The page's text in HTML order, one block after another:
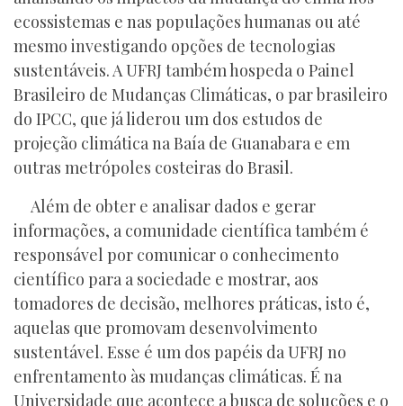
ecossistemas e nas populações humanas ou até
mesmo investigando opções de tecnologias
sustentáveis. A UFRJ também hospeda o Painel
Brasileiro de Mudanças Climáticas, o par brasileiro
do IPCC, que já liderou um dos estudos de
projeção climática na Baía de Guanabara e em
outras metrópoles costeiras do Brasil.
Além de obter e analisar dados e gerar
informações, a comunidade científica também é
responsável por comunicar o conhecimento
científico para a sociedade e mostrar, aos
tomadores de decisão, melhores práticas, isto é,
aquelas que promovam desenvolvimento
sustentável. Esse é um dos papéis da UFRJ no
enfrentamento às mudanças climáticas. É na
Universidade que acontece a busca de soluções e o